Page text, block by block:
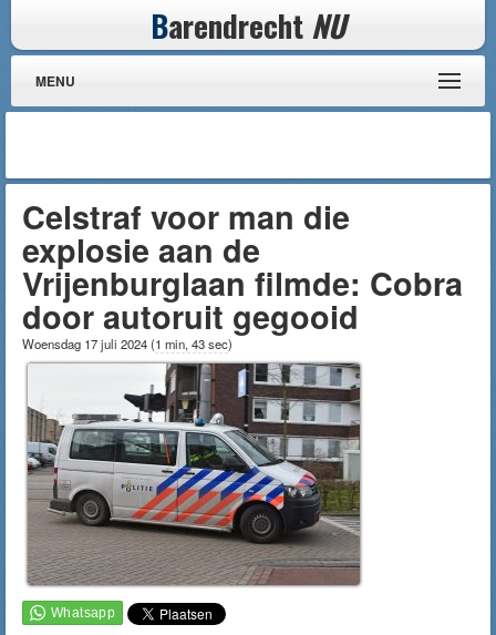
Barendrecht NU
MENU
Celstraf voor man die
explosie aan de
Vrijenburglaan filmde: Cobra
door autoruit gegooid
Woensdag 17 juli 2024(1 min, 43 sec)